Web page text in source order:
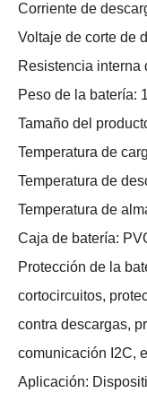
Corriente de
Voltaje de corte de
Resistencia interna
Peso de la batería:
Tamaño del
Temperatura de
Temperatura de
Temperatura de
Caja de batería:
Protección de la
cortocircuitos,
contra descargas,
comunicación I2C,
Aplicación: